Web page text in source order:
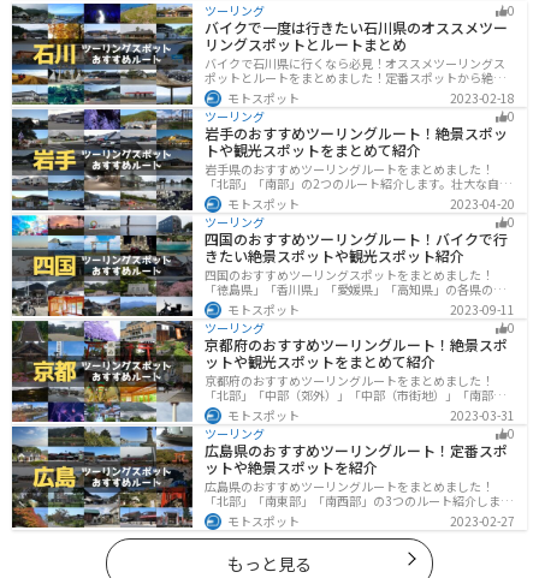
ツーリング 0
バイクで一度は行きたい石川県のオススメツー
リングスポットとルートまとめ
バイクで石川県に行くなら必見！オススメツーリングス
ポットとルートをまとめました！定番スポットから絶景
スポット、温泉、海、グルメなど様々なジャンルで楽し
めます。バイクで石川ツーリングに行こうと思っている
人は、参考にしてください。
モトスポット
2023-02-18
ツーリング
0
岩手のおすすめツーリングルート！絶景スポッ
トや観光スポットをまとめて紹介
岩手県のおすすめツーリングルートをまとめました！
「北部」「南部」の2つのルート紹介します。壮大な自然
や歴史的な観光スポットが多く存在するので楽しめま
す。バイクで岩手県にツーリングに行く際は参考にして
ください。
モトスポット
2023-04-20
ツーリング
0
四国のおすすめツーリングルート！バイクで行
きたい絶景スポットや観光スポット紹介
四国のおすすめツーリングスポットをまとめました！
「徳島県」「香川県」「愛媛県」「高知県」の各県の観
光地紹介します。自然豊かな山々や湖、温泉地が点在
し、四季折々の景色を楽しめるスポットが多数ありま
す。バイクで四国にツーリングに行く際は参考にしてく
ださい。
モトスポット
2023-09-11
ツーリング
0
京都府のおすすめツーリングルート！絶景スポ
ットや観光スポットをまとめて紹介
京都府のおすすめツーリングルートをまとめました！
「北部」「中部（郊外）」「中部（市街地）」「南部」
の4つのルート紹介します。古い町並みや神社仏閣、自然
に囲まれた風光明媚なスポットが数多く存在し、様々な
楽しみ方ができます。バイクで京都府にツーリングに行
く際は参考にしてください。
モトスポット
2023-03-31
ツーリング
0
広島県のおすすめツーリングルート！定番スポ
ットや絶景スポットを紹介
広島県のおすすめツーリングルートをまとめました！
「北部」「南東部」「南西部」の3つのルート紹介しま
す。自然豊かな山と海だけでなく、歴史的価値のある建
造物も多数あるので、飽きることなくツーリングを堪能
できます。バイクで広島県にツーリングに行く際は参考
にしてください。
モトスポット 2023-02-27
もっと見る